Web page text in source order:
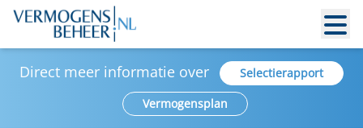
Direct meer informatie over
Selectierapport
Vermogensplan